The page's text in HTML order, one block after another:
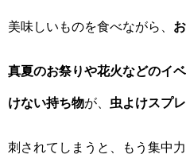
美味しいものを食べながら、
真夏のお祭りや花火などのイ
けない持ち物が、 虫よけスプ
刺されてしまうと、もう集中